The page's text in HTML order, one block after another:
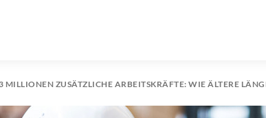
MILLIONEN ZUSÄTZLICHE ARBEITSKRÄFTE: WIE ÄLTERE